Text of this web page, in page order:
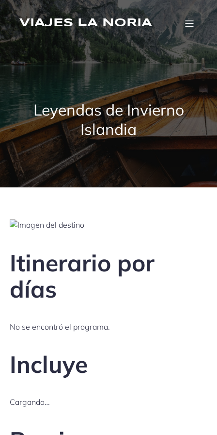
Saltar
al
contenidoVIAJES LA NORIA
Leyendas de Invierno
Islandia
Itinerario por
días
No se encontró el programa.
Incluye
Cargando…